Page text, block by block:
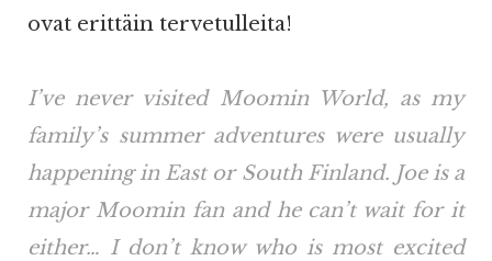
ovat erittäin tervetulleita!
I’ve never visited Moomin World, as my
family’s summer adventures were usually
happening in East or South Finland. Joe is a
major Moomin fan and he can’t wait for it
either… I don’t know who is most excited